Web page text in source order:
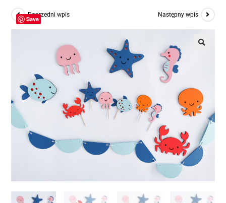
Poprzedni wpis Następny wpis
Save